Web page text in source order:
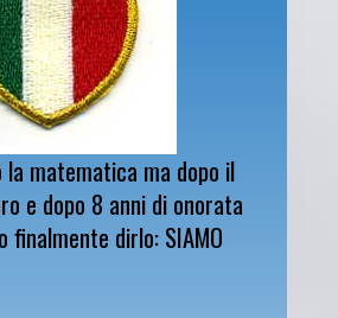
la matematica ma dopo il
e dopo 8 anni di onorata
finalmente dirlo: SIAMO